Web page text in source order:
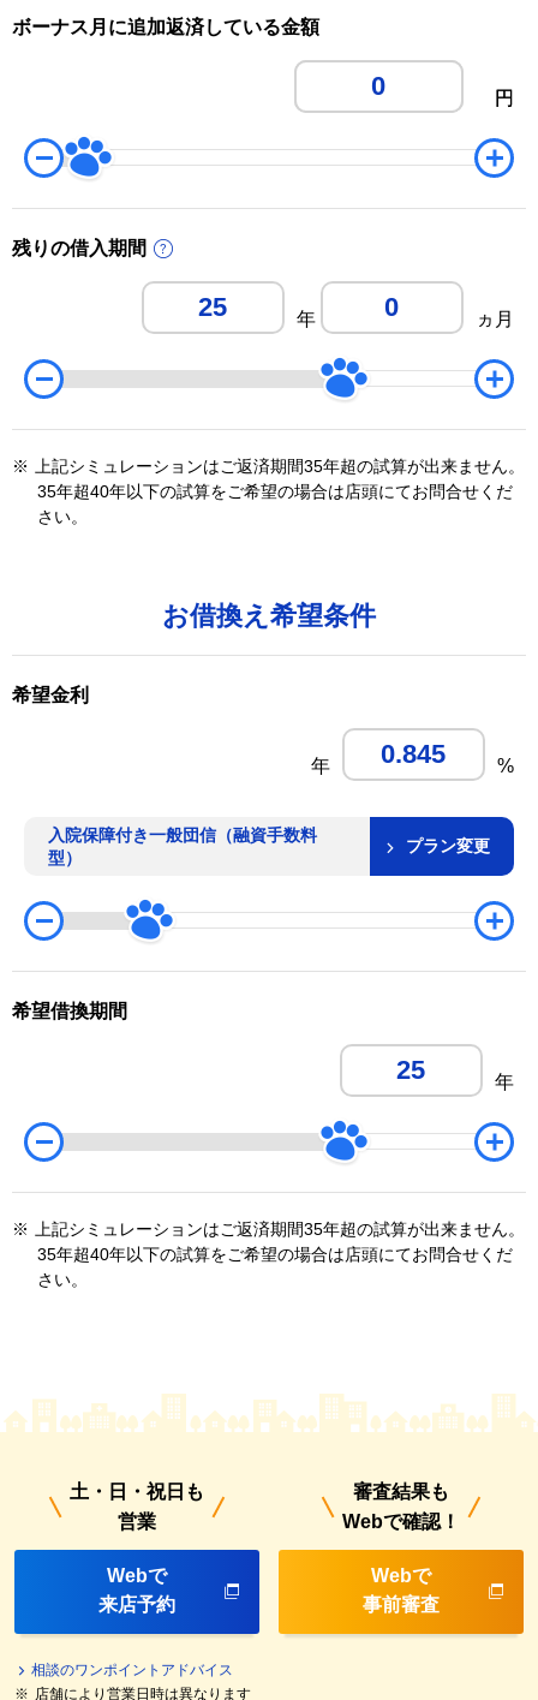
ボーナス月に追加返済している金額
円
円
残りの借入期間
年 ヵ月
※
上記シミュレーションはご返済期間35年超の試算が出来ません。
35年超40年以下の試算をご希望の場合は店頭にてお問合せくだ
さい。
お借換え希望条件
希望金利
年 %
入院保障付き一般団信（融資手数料
型）
プラン変更
希望借換期間
年
※
上記シミュレーションはご返済期間35年超の試算が出来ません。
35年超40年以下の試算をご希望の場合は店頭にてお問合せくだ
さい。
土・日・祝日も
営業
Webで
来店予約
相談のワンポイントアドバイス
※ 店舗により営業日時は異なります
審査結果も
Webで確認！
Webで
事前審査